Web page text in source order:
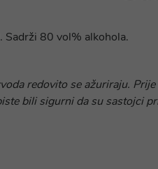
Sadrži 80 vol% alkohola.
redovito se ažuriraju.
bili sigurni da su sastojci